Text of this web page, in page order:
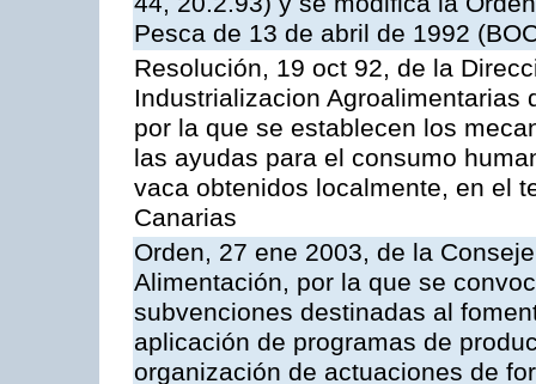
Pesca de 13 de abril de 1992
Resolución, 19 oct 92, de la
Industrializacion Agroalimentarias
por la que se establecen los
las ayudas para el consumo
vaca obtenidos localmente, en el
Canarias
Orden, 27 ene 2003, de la
Alimentación, por la que se
subvenciones destinadas al
aplicación de programas de
organización de actuaciones de